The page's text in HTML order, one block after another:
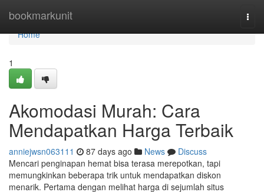
bookmarkunit
Home
Home
1
Akomodasi Murah: Cara
Mendapatkan Harga Terbaik
anniejwsn063111 87 days ago News
Discuss
Mencari penginapan hemat bisa terasa merepotkan, tapi
memungkinkan beberapa trik untuk mendapatkan diskon
menarik. Pertama dengan melihat harga di sejumlah situs